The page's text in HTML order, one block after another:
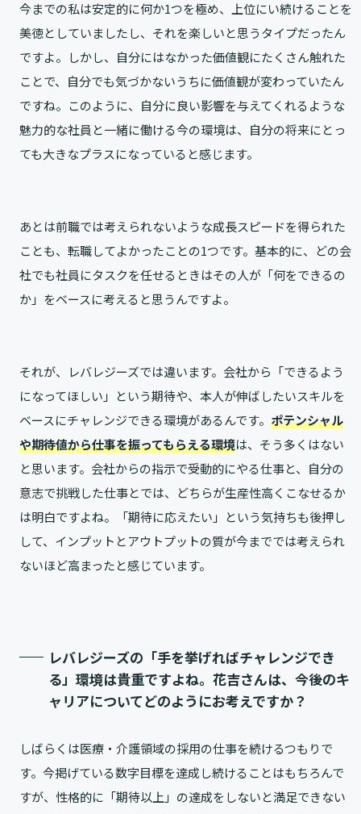
今までの私は安定的に何か1つを極め、上位にい続けることを
美徳としていましたし、それを楽しいと思うタイプだったん
ですよ。しかし、自分にはなかった価値観にたくさん触れた
ことで、自分でも気づかないうちに価値観が変わっていたん
ですね。このように、自分に良い影響を与えてくれるような
魅力的な社員と一緒に働ける今の環境は、自分の将来にとっ
ても大きなプラスになっていると感じます。
あとは前職では考えられないような成長スピードを得られた
ことも、転職してよかったことの1つです。基本的に、どの会
社でも社員にタスクを任せるときはその人が「何をできるの
か」をベースに考えると思うんですよ。
それが、レバレジーズでは違います。会社から「できるよう
になってほしい」という期待や、本人が伸ばしたいスキルを
ベースにチャレンジできる環境があるんです。 ポテンシャル
や期待値から仕事を振ってもらえる環境は、そう多くはない
と思います。会社からの指示で受動的にやる仕事と、自分の
意志で挑戦した仕事とでは、どちらが生産性高くこなせるか
は明白ですよね。「期待に応えたい」という気持ちも後押し
して、インプットとアウトプットの質が今まででは考えられ
ないほど高まったと感じています。
レバレジーズの「手を挙げればチャレンジでき
る」環境は貴重ですよね。花吉さんは、今後のキ
ャリアについてどのようにお考えですか？
しばらくは医療・介護領域の採用の仕事を続けるつもりで
す。今掲げている数字目標を達成し続けることはもちろんで
すが、性格的に「期待以上」の達成をしないと満足できない